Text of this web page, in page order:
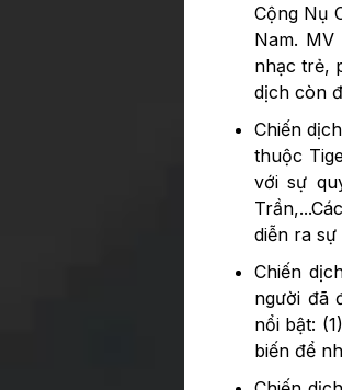
Cộng Nụ
Nam.
nhạc trẻ,
dịch còn
Chiến dịch
thuộc
với sự
diễn ra sự
Chiến
người đã
nổi bật:
biến để